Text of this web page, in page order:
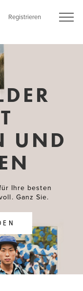
Registrieren
UND
Ihre besten
Ganz Sie.